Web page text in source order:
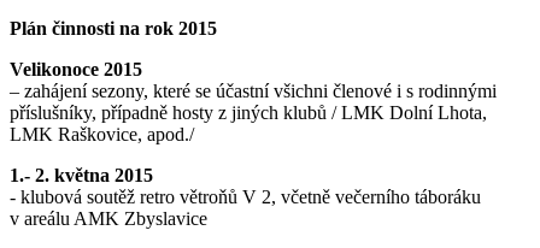
Plán činnosti na rok 2015
Velikonoce 2015
– zahájení sezony, které se účastní všichni členové i s rodinnými
příslušníky, případně hosty z jiných klubů / LMK Dolní Lhota,
LMK Raškovice, apod./
1.- 2. května 2015
- klubová soutěž retro větroňů V 2, včetně večerního táboráku
v areálu AMK Zbyslavice